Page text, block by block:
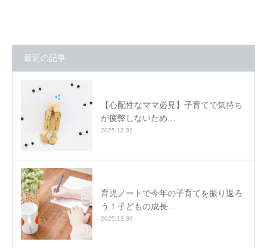
最近の記事
【心配性なママ必見】子育てで気持ち
が疲弊しないため…
2025.12.31
育児ノートで今年の子育てを振り返ろ
う！子どもの成長…
2025.12.30